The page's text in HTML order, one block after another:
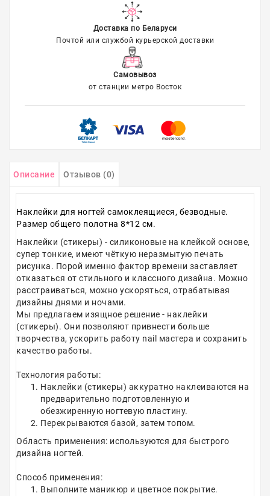
Доставка по Беларуси
Почтой или службой курьерской доставки
Самовывоз
от станции метро Восток
Описание Отзывов (0)
Наклейки для ногтей самоклеящиеся, безводные.
Размер общего полотна 8*12 см.
Наклейки (стикеры) - силиконовые на клейкой основе,
супер тонкие, имеют чёткую неразмытую печать
рисунка. Порой именно фактор времени заставляет
отказаться от стильного и классного дизайна. Можно
расстраиваться, можно ускоряться, отрабатывая
дизайны днями и ночами.
Мы предлагаем изящное решение - наклейки
(стикеры). Они позволяют привнести больше
творчества, ускорить работу nail мастера и сохранить
качество работы.
Технология работы:
Наклейки (стикеры) аккуратно наклеиваются на
предварительно подготовленную и
обезжиренную ногтевую пластину.
Перекрываются базой, затем топом.
Область применения: используются для быстрого
дизайна ногтей.
Способ применения:
Выполните маникюр и цветное покрытие.